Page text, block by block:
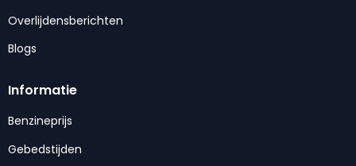
Overlijdensberichten
Blogs
Informatie
Benzineprijs
Gebedstijden